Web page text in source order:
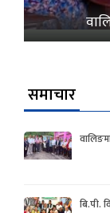
समाचार
बि.पी.